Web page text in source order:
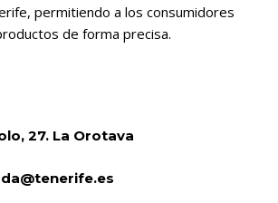
permitiendo a los consumidores
de forma precisa.
27. La Orotava